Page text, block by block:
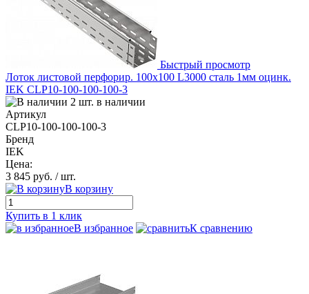
Быстрый просмотр
Лоток листовой перфорир. 100х100 L3000 сталь 1мм оцинк.
IEK CLP10-100-100-100-3
2 шт. в наличии
Артикул
CLP10-100-100-100-3
Бренд
IEK
Цена:
3 845 руб. / шт.
В корзину
Купить в 1 клик
В избранное
К сравнению